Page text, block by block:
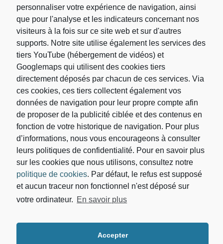
personnaliser votre expérience de navigation, ainsi
que pour l'analyse et les indicateurs concernant nos
visiteurs à la fois sur ce site web et sur d'autres
supports. Notre site utilise également les services des
tiers YouTube (hébergement de vidéos) et
Googlemaps qui utilisent des cookies tiers
directement déposés par chacun de ces services. Via
ces cookies, ces tiers collectent également vos
données de navigation pour leur propre compte afin
de proposer de la publicité ciblée et des contenus en
fonction de votre historique de navigation. Pour plus
d’informations, nous vous encourageons à consulter
leurs politiques de confidentialité. Pour en savoir plus
sur les cookies que nous utilisons, consultez notre
politique de cookies. Par défaut, le refus est supposé
et aucun traceur non fonctionnel n'est déposé sur
votre ordinateur. En savoir plus
Accepter
Rechercher
Rechercher :
Votre adresse de messagerie est uniquement utilisée
pour vous envoyer les lettres d'information du
intégré dans la newsletter. Pour en savoir plus sur la
politique de confidentialité.